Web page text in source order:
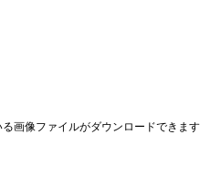
画像ファイルがダウンロードできます